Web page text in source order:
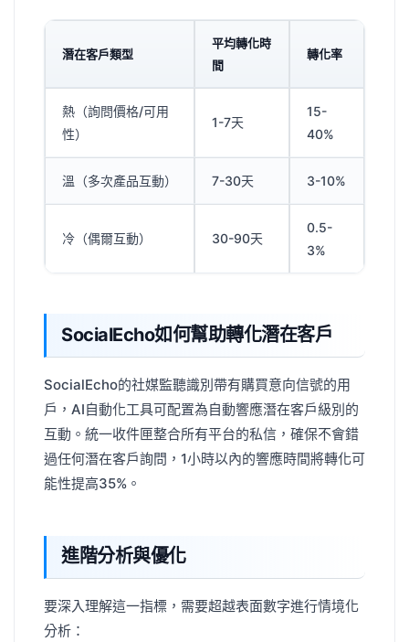
潛在客戶類型
平均轉化時
間
轉化率
熱（詢問價格/可用
性）
1-7天
15-
40%
溫（多次產品互動） 7-30天 3-10%
冷（偶爾互動） 30-90天
0.5-
3%
SocialEcho如何幫助轉化潛在客戶
SocialEcho的社媒監聽識別帶有購買意向信號的用
戶，AI自動化工具可配置為自動響應潛在客戶級別的
互動。統一收件匣整合所有平台的私信，確保不會錯
過任何潛在客戶詢問，1小時以內的響應時間將轉化可
能性提高35%。
進階分析與優化
要深入理解這一指標，需要超越表面數字進行情境化
分析：